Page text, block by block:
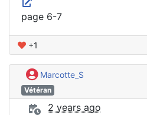
page 6-7
+1
Marcotte_S
Vétéran
2 years ago